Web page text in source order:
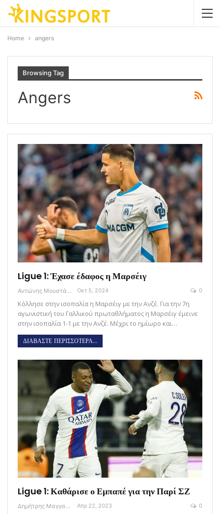
Home angers
Browsing Tag
Angers
Ligue 1: Έχασε έδαφος η Μαρσέιγ
Αντώνης Μουστάκας Οκτ 5, 2024 0
Κόλλησε στην ισοπαλία η Μαρσέιγ με την Ανζέ. Για την 7η
αγωνιστική του Γαλλικού πρωταθλήματος η Μαρσέιγ έμεινε
στην ισοπαλία 1-1 με την Ανζέ. Μέχρι το ημίωρο και…
ΔΙΑΒΑΣΤΕ ΠΕΡΙΣΣΟΤΕΡΑ...
Ligue 1: Καθάρισε ο Εμπαπέ για την Παρί ΣΖ
Δημήτρης Μαγγανάρης Απρ 22, 2023 0